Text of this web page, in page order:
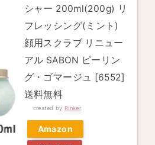
シャー 200ml(200g) リ
フレッシング(ミント)
顔用スクラブ リニュー
アル SABON ピーリン
グ・ゴマージュ [6552]
送料無料
created by Rinker
Amazon